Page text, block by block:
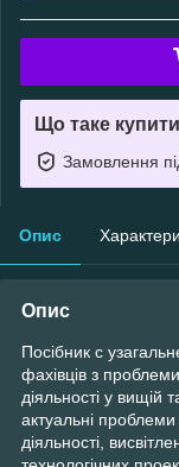
Що таке
Замовлення
Опис
Опис
Посібник с
фахівців з
діяльності у вищій
актуальні проблеми
діяльності,